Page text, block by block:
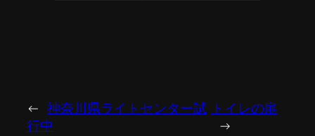
← 神奈川県ライトセンター試
行中
トイレの扉
→